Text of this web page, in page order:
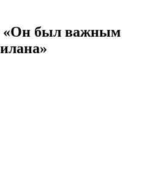
«Он был важным